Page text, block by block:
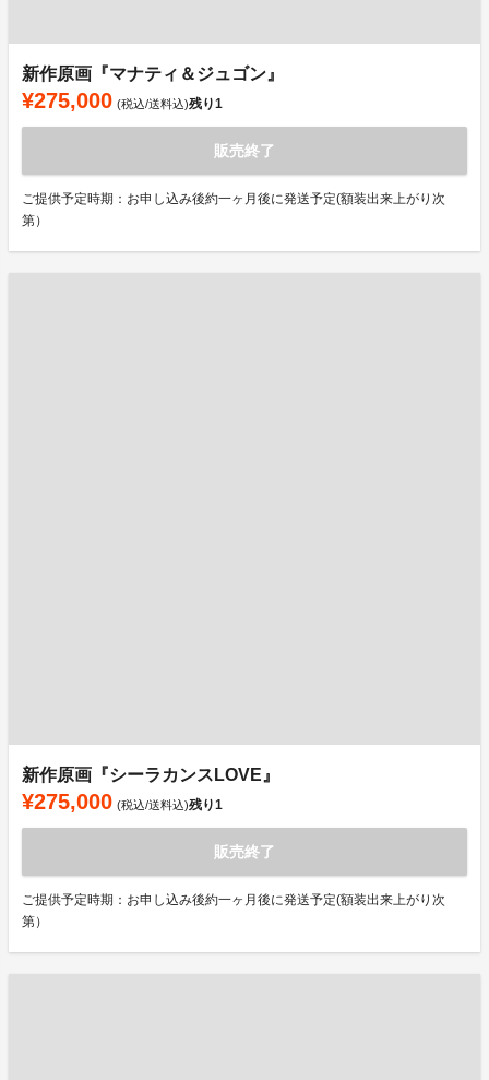
新作原画『マナティ＆ジュゴン』
¥275,000 (税込/送料込)残り1
販売終了
ご提供予定時期：お申し込み後約一ヶ月後に発送予定(額装出来上がり次
第）
新作原画『シーラカンスLOVE』
¥275,000 (税込/送料込)残り1
販売終了
ご提供予定時期：お申し込み後約一ヶ月後に発送予定(額装出来上がり次
第）